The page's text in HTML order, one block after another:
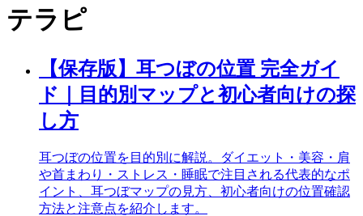
テラピ
【保存版】耳つぼの位置 完全ガイ
ド｜目的別マップと初心者向けの探
し方
耳つぼの位置を目的別に解説。ダイエット・美容・肩
や首まわり・ストレス・睡眠で注目される代表的なポ
イント、耳つぼマップの見方、初心者向けの位置確認
方法と注意点を紹介します。